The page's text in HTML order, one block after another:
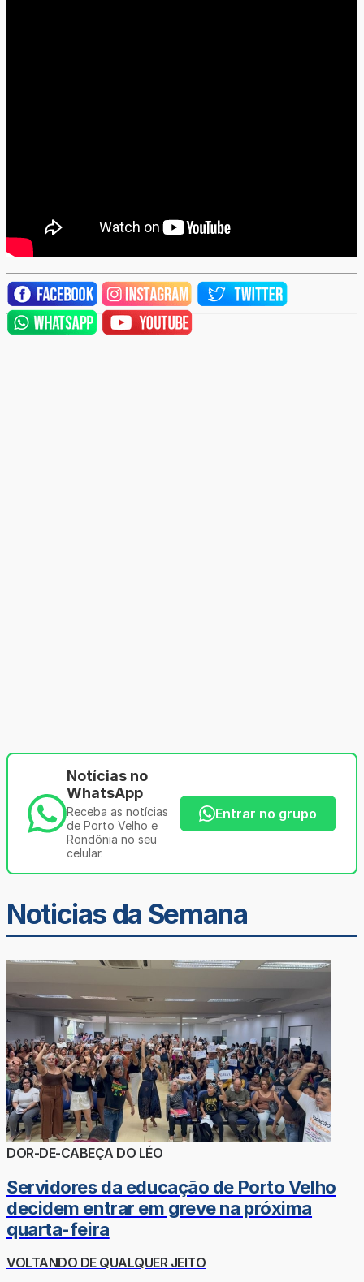
Notícias no
WhatsApp
Receba as notícias
de Porto Velho e
Rondônia no seu
celular.
Entrar no grupo
Noticias da Semana
DOR-DE-CABEÇA DO LÉO
Servidores da educação de Porto Velho
decidem entrar em greve na próxima
quarta-feira
VOLTANDO DE QUALQUER JEITO